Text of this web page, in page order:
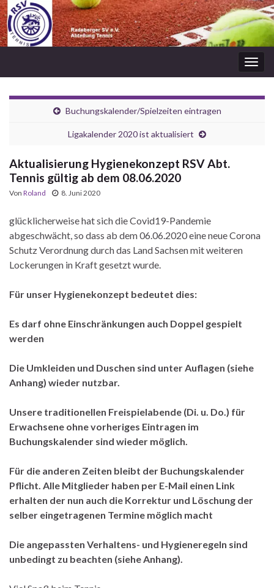
Buchungskalender/Spielzeiten eintragen
Ligakalender 2020 ist aktualisiert
Aktualisierung Hygienekonzept RSV Abt.
Tennis gültig ab dem 08.06.2020
Von Roland 8. Juni 2020
glücklicherweise hat sich die Covid19-Pandemie
abgeschwächt, so dass ab dem 06.06.2020 eine neue Corona
Schutz Verordnung durch das Land Sachsen mit weiteren
Lockerungen in Kraft gesetzt wurde.
Für unser Hygienekonzept bedeutet dies:
Es darf ohne Einschränkungen auch Doppel gespielt
werden
Die Umkleiden und Duschen sind unter Auflagen (siehe
Anhang) wieder nutzbar.
Unsere traditionellen Freispielabende (Di. u. Do.) für
Erwachsene ohne vorheriges Eintragen im
Buchungskalender sind wieder möglich.
Für die anderen Zeiten bleibt der Buchungskalender
Pflicht. Alle Mitglieder haben per E-Mail einen Link
erhalten der nun auch die Korrektur und Löschung der
selber eingetragenen Termine möglich macht
Die angepassten Verhaltens- und Hygieneregeln sind
unbedingt zu beachten (siehe Anhang).